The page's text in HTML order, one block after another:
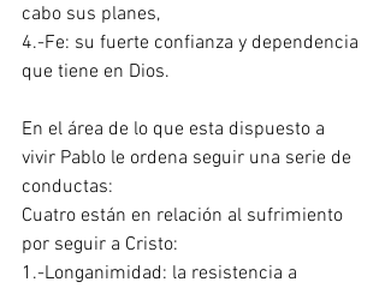
cabo sus planes,
4.-Fe: su fuerte confianza y dependencia
que tiene en Dios.
En el área de lo que esta dispuesto a
vivir Pablo le ordena seguir una serie de
conductas:
Cuatro están en relación al sufrimiento
por seguir a Cristo:
1.-Longanimidad: la resistencia a